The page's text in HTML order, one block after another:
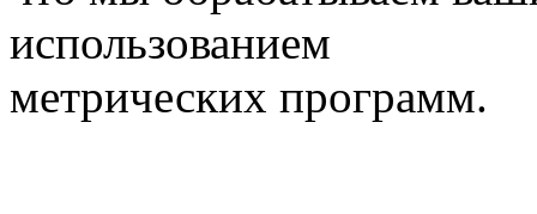
использованием
метрических программ.